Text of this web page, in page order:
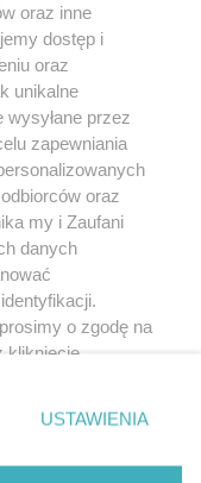
w jakikolwiek sposób
na jakimkolwiek polu
umieszczaniem w
Jakiekolwiek użycie
z naruszeniem
pod groźbą kary i
oraz inne
dostęp i
oraz
unikalne
wysyłane przez
zapewniania
oraz
my i Zaufani
danych
o zgodę na
kliknięcie
prywatności
zgody
USTAWIENIA